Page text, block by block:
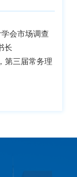
会市场调查
长
第三届常务理